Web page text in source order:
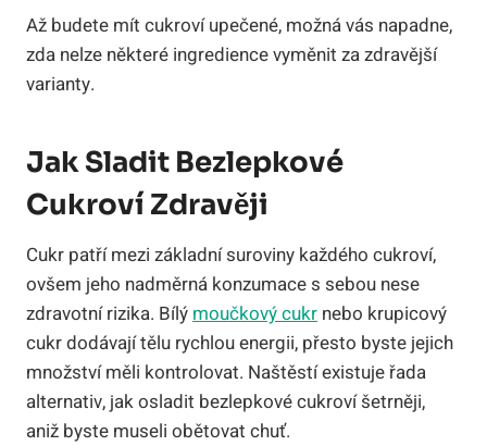
Až budete mít cukroví upečené, možná vás napadne,
zda nelze některé ingredience vyměnit za zdravější
varianty.
Jak Sladit Bezlepkové
Cukroví Zdravěji
Cukr patří mezi základní suroviny každého cukroví,
ovšem jeho nadměrná konzumace s sebou nese
zdravotní rizika. Bílý moučkový cukr nebo krupicový
cukr dodávají tělu rychlou energii, přesto byste jejich
množství měli kontrolovat. Naštěstí existuje řada
alternativ, jak osladit bezlepkové cukroví šetrněji,
aniž byste museli obětovat chuť.